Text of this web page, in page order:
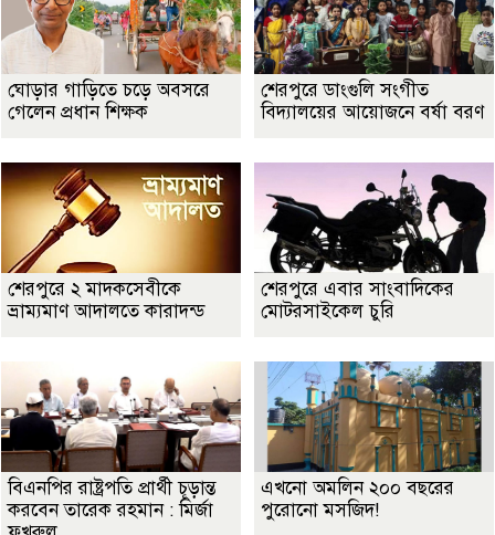
ঘোড়ার গাড়িতে চড়ে অবসরে
গেলেন প্রধান শিক্ষক
শেরপুরে ডাংগুলি সংগীত
বিদ্যালয়ের আয়োজনে বর্ষা বরণ
শেরপুরে ২ মাদকসেবীকে
ভ্রাম্যমাণ আদালতে কারাদন্ড
শেরপুরে এবার সাংবাদিকের
মোটরসাইকেল চুরি
বিএনপির রাষ্ট্রপতি প্রার্থী চূড়ান্ত
করবেন তারেক রহমান : মির্জা
এখনো অমলিন ২০০ বছরের
পুরোনো মসজিদ!